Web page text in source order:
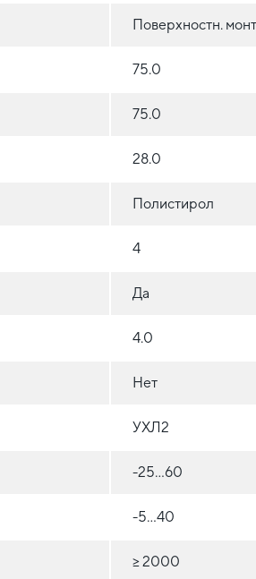
Поверхностн.
75.0
75.0
28.0
Полистирол
4
Да
4.0
Нет
УХЛ2
-25...60
-5...40
≥ 2000